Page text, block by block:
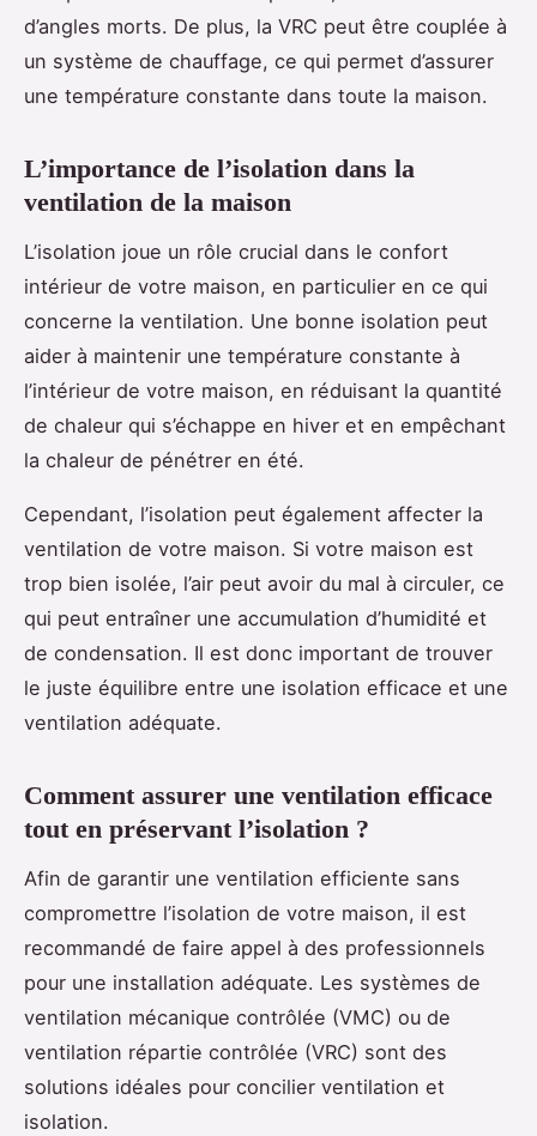
d’angles morts. De plus, la VRC peut être couplée à
un système de chauffage, ce qui permet d’assurer
une température constante dans toute la maison.
L’importance de l’isolation dans la
ventilation de la maison
L’isolation joue un rôle crucial dans le confort
intérieur de votre maison, en particulier en ce qui
concerne la ventilation. Une bonne isolation peut
aider à maintenir une température constante à
l’intérieur de votre maison, en réduisant la quantité
de chaleur qui s’échappe en hiver et en empêchant
la chaleur de pénétrer en été.
Cependant, l’isolation peut également affecter la
ventilation de votre maison. Si votre maison est
trop bien isolée, l’air peut avoir du mal à circuler, ce
qui peut entraîner une accumulation d’humidité et
de condensation. Il est donc important de trouver
le juste équilibre entre une isolation efficace et une
ventilation adéquate.
Comment assurer une ventilation efficace
tout en préservant l’isolation ?
Afin de garantir une ventilation efficiente sans
compromettre l’isolation de votre maison, il est
recommandé de faire appel à des professionnels
pour une installation adéquate. Les systèmes de
ventilation mécanique contrôlée (VMC) ou de
ventilation répartie contrôlée (VRC) sont des
solutions idéales pour concilier ventilation et
isolation.